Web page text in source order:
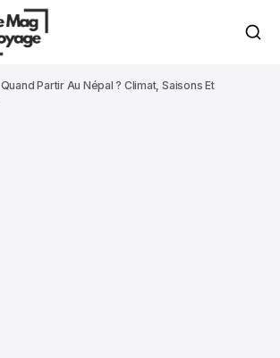
Quand Partir Au Népal ? Climat, Saisons Et